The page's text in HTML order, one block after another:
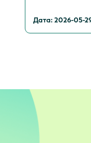
Дата: 2026-05-